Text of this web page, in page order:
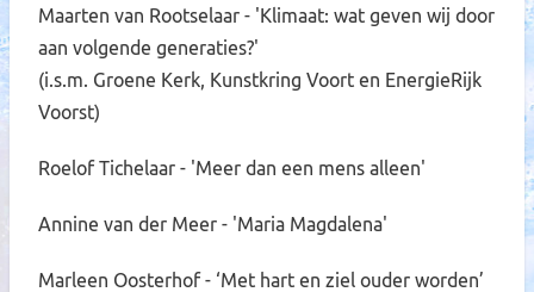
Maarten van Rootselaar - 'Klimaat: wat geven wij door
aan volgende generaties?'
(i.s.m. Groene Kerk, Kunstkring Voort en EnergieRijk
Voorst)
Roelof Tichelaar - 'Meer dan een mens alleen'
Annine van der Meer - 'Maria Magdalena'
Marleen Oosterhof - ‘Met hart en ziel ouder worden’